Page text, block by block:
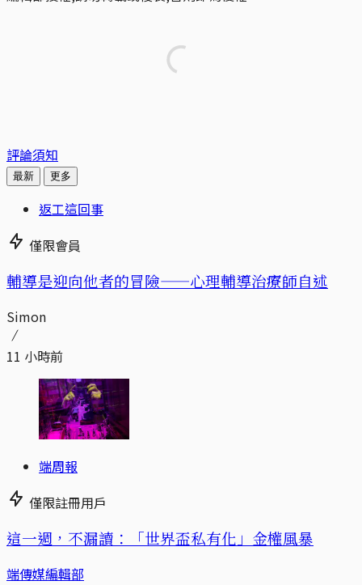
評論須知
最新 更多
返工這回事
僅限會員
輔導是迎向他者的冒險——心理輔導治療師自述
Simon
11 小時前
端周報
僅限註冊用戶
這一週，不漏讀：「世界盃私有化」金權風暴
端傳媒編輯部